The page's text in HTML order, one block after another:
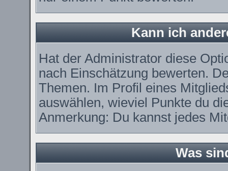
Kann ich
Hat der Administrator diese
nach Einschätzung bewerten.
Themen. Im Profil eines
auswählen, wieviel Punkte du
Anmerkung: Du kannst jedes
Was